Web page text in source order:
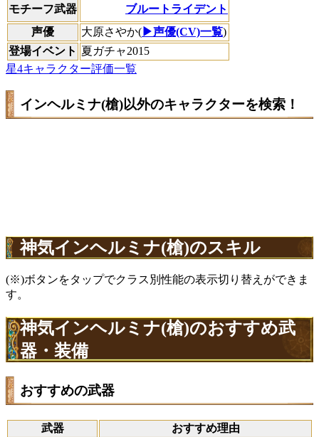
モチーフ武器
ブルートライデント
声優
大原さやか( ▶声優(CV)一覧)
登場イベント 夏ガチャ2015
星4キャラクター評価一覧
インヘルミナ(槍)以外のキャラクターを検索！
神気インヘルミナ(槍)のスキル
(※)ボタンをタップでクラス別性能の表示切り替えができま
す。
神気インヘルミナ(槍)のおすすめ武
器・装備
おすすめの武器
武器 おすすめ理由